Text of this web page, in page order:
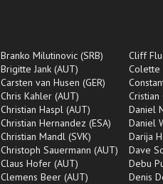
Branko Milutinovic (SRB)
Brigitte Jank (AUT)
Carsten van Husen (GER)
Chris Kahler (AUT)
Christian Haspl (AUT)
Christian Hernandez (ESA)
Christian Mandl (SVK)
Christoph Sauermann (AUT)
Claus Hofer (AUT)
Clemens Beer (AUT)
Cliff
Colette
Cristian
Daniel
Daniel
Darija
Dave
Debu
Denis